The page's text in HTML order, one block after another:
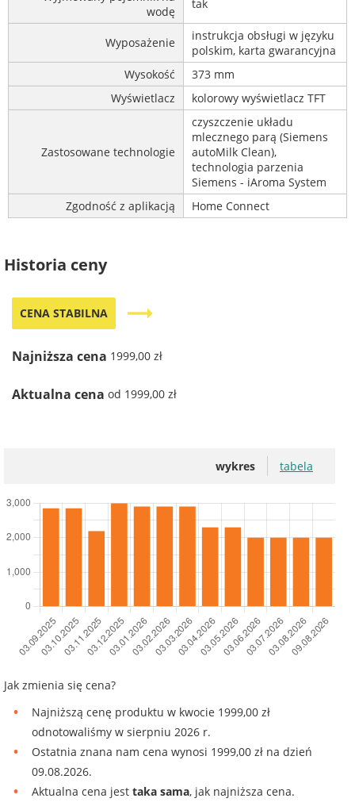
wodę
tak
Wyposażenie
instrukcja obsługi w języku
polskim, karta gwarancyjna
Wysokość
373 mm
Wyświetlacz
kolorowy wyświetlacz TFT
Zastosowane technologie
czyszczenie układu
mlecznego parą (Siemens
autoMilk Clean),
technologia parzenia
Siemens - iAroma System
Zgodność z aplikacją
Home Connect
Historia ceny
CENA STABILNA trending_flat
Najniższa cena 1999,00 zł
Aktualna cena od 1999,00 zł
wykres tabela
Jak zmienia się cena?
Najniższą cenę produktu w kwocie 1999,00 zł
odnotowaliśmy w sierpniu 2026 r.
Ostatnia znana nam cena wynosi 1999,00 zł na dzień
09.08.2026.
Aktualna cena jest taka sama, jak najniższa cena.